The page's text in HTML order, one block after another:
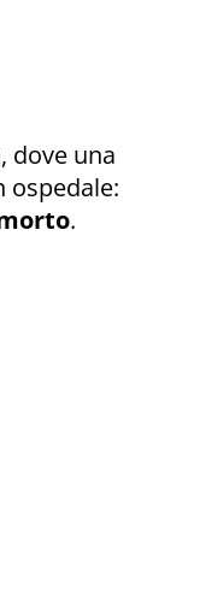
, dove una
ospedale:
.